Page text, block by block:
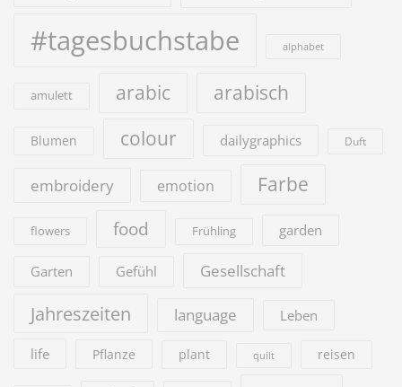
#tagesbuchstabe
alphabet
amulett arabic arabisch
Blumen colour dailygraphics Duft
embroidery emotion Farbe
flowers food Frühling garden
Garten Gefühl Gesellschaft
Jahreszeiten language Leben
life Pflanze plant quilt reisen